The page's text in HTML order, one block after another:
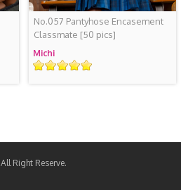
No.057 Pantyhose Encasement
Classmate [50 pics]
Michi
评
All Right Reserve.